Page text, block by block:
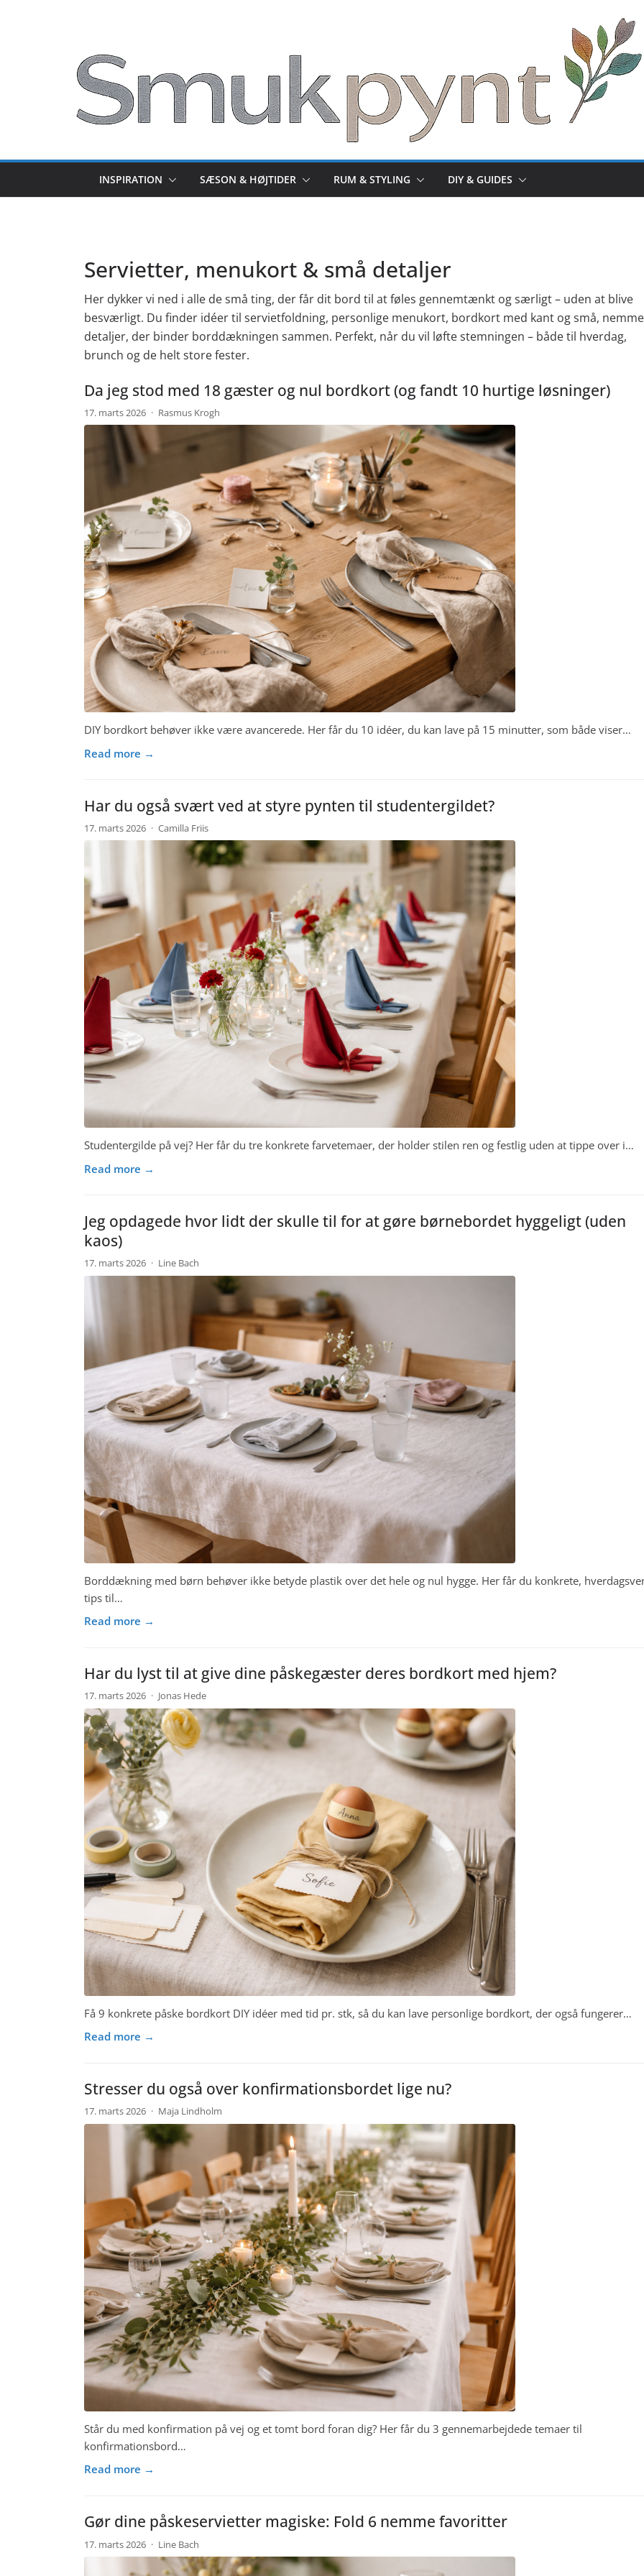
INSPIRATION SÆSON & HØJTIDER RUM & STYLING DIY & GUIDES
Servietter, menukort & små detaljer
Her dykker vi ned i alle de små ting, der får dit bord til at føles gennemtænkt og særligt – uden at blive
besværligt. Du finder idéer til servietfoldning, personlige menukort, bordkort med kant og små, nemme
detaljer, der binder borddækningen sammen. Perfekt, når du vil løfte stemningen – både til hverdag,
brunch og de helt store fester.
Da jeg stod med 18 gæster og nul bordkort (og fandt 10 hurtige løsninger)
17. marts 2026 · Rasmus Krogh
DIY bordkort behøver ikke være avancerede. Her får du 10 idéer, du kan lave på 15 minutter, som både viser…
Read more →
Har du også svært ved at styre pynten til studentergildet?
17. marts 2026 · Camilla Friis
Studentergilde på vej? Her får du tre konkrete farvetemaer, der holder stilen ren og festlig uden at tippe over i…
Read more →
Jeg opdagede hvor lidt der skulle til for at gøre børnebordet hyggeligt (uden
kaos)
17. marts 2026 · Line Bach
Borddækning med børn behøver ikke betyde plastik over det hele og nul hygge. Her får du konkrete,
tips til…
Read more →
Har du lyst til at give dine påskegæster deres bordkort med hjem?
17. marts 2026 · Jonas Hede
Få 9 konkrete påske bordkort DIY idéer med tid pr. stk, så du kan lave personlige bordkort, der også fungerer…
Read more →
Stresser du også over konfirmationsbordet lige nu?
17. marts 2026 · Maja Lindholm
Står du med konfirmation på vej og et tomt bord foran dig? Her får du 3 gennemarbejdede temaer til
konfirmationsbord…
Read more →
Gør dine påskeservietter magiske: Fold 6 nemme favoritter
17. marts 2026 · Line Bach